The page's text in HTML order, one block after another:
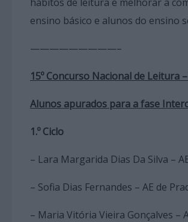
ensino básico e alunos do ensino
—————————–
15º Concurso Nacional de Leitura
Alunos apurados para a fase
1.º Ciclo
– Lara Margarida Dias Da Silva –
– Sofia Dias Fernandes – AE de
– Maria Vitória Vieira Gonçalves –